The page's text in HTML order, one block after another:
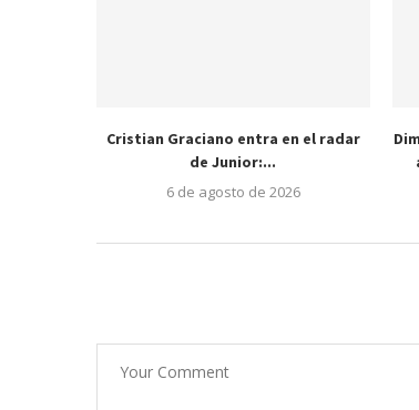
Cristian Graciano entra en el radar
de Junior:...
6 de agosto de 2026